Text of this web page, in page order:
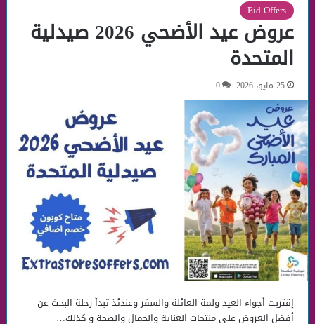
Eid Offers
عروض عيد الأضحي 2026 صيدلية
المتحدة
25 مايو، 2026 0
إقتربت أجواء العيد ولمة العائلة والسفر وعندئذ تبدأ رحلة البحث عن
أفضل العروض على منتجات العناية والجمال والصحة و كذلك…